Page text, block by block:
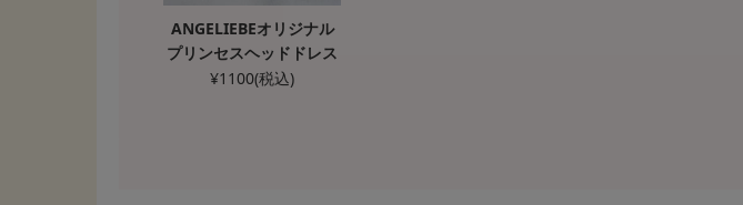
ANGELIEBEオリジナル
プリンセスヘッドドレス
¥1100(税込)